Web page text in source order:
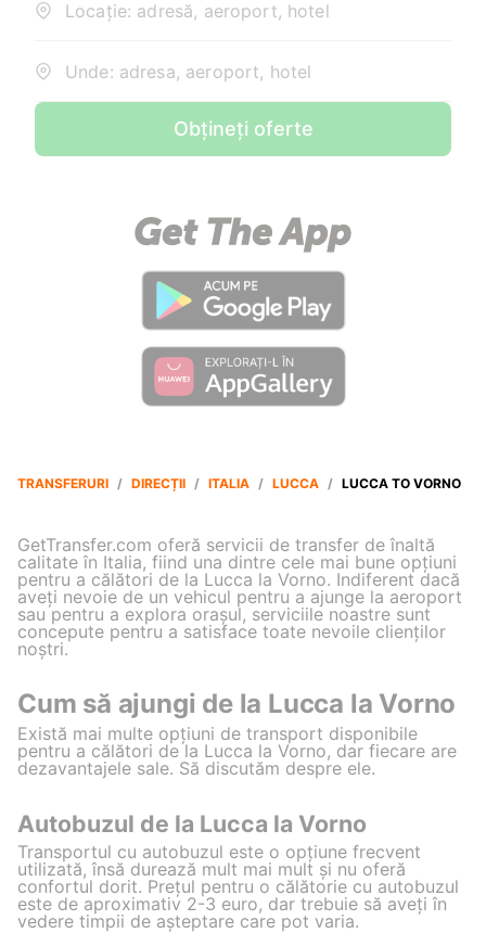
Locație: adresă, aeroport, hotel
Unde: adresa, aeroport, hotel
Obțineți oferte
TRANSFERURI / DIRECȚII / ITALIA / LUCCA / LUCCA TO VORNO
GetTransfer.com oferă servicii de transfer de înaltă
calitate în Italia, fiind una dintre cele mai bune opțiuni
pentru a călători de la Lucca la Vorno. Indiferent dacă
aveți nevoie de un vehicul pentru a ajunge la aeroport
sau pentru a explora orașul, serviciile noastre sunt
concepute pentru a satisface toate nevoile clienților
noștri.
Cum să ajungi de la Lucca la Vorno
Există mai multe opțiuni de transport disponibile
pentru a călători de la Lucca la Vorno, dar fiecare are
dezavantajele sale. Să discutăm despre ele.
Autobuzul de la Lucca la Vorno
Transportul cu autobuzul este o opțiune frecvent
utilizată, însă durează mult mai mult și nu oferă
confortul dorit. Prețul pentru o călătorie cu autobuzul
este de aproximativ 2-3 euro, dar trebuie să aveți în
vedere timpii de așteptare care pot varia.